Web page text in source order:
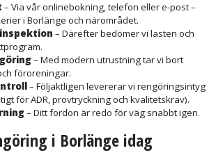
– Via vår onlinebokning, telefon eller e-post –
i Borlänge och närområdet.
– Därefter bedömer vi lasten och
– Med modern utrustning tar vi bort
föroreningar.
– Följaktligen levererar vi rengöringsintyg
för ADR, provtryckning och kvalitetskrav).
– Ditt fordon är redo för väg snabbt igen.
i Borlänge idag